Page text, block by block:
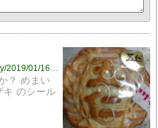
https://iga-120rpm.hatenablog.com/entry/2019/01/16/224553?utm_source=feed
？ めまい
キ のシール